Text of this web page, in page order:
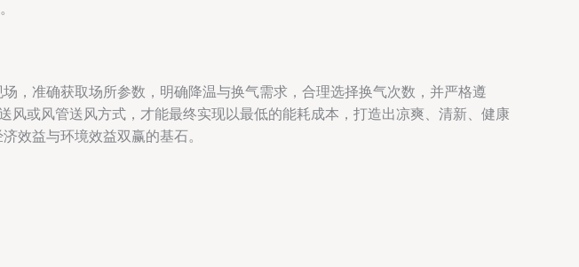
，准确获取场所参数，明确降温与换气需求，合理选择换气次数，并严格遵
或风管送风方式，才能最终实现以最低的能耗成本，打造出凉爽、清新、健康
效益与环境效益双赢的基石。